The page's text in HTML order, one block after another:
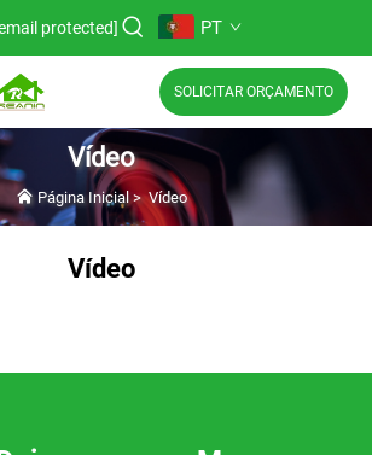
protected] PT
SOLICITAR ORÇAMENTO
Vídeo
Página Inicial>Vídeo
Vídeo